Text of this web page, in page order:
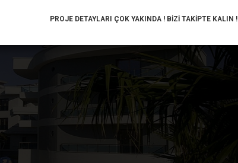
PROJE DETAYLARI ÇOK YAKINDA ! BİZİ TAKİPTE KALIN !